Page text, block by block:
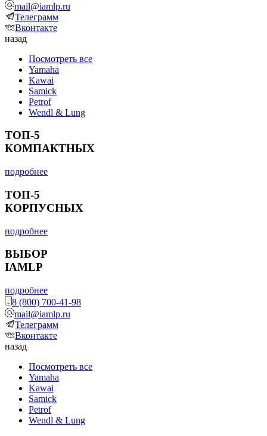
mail@iamlp.ru
Телеграмм
Вконтакте
назад
Посмотреть все
Yamaha
Kawai
Samick
Petrof
Wendl & Lung
ТОП-5
КОМПАКТНЫХ
подробнее
ТОП-5
КОРПУСНЫХ
подробнее
ВЫБОР
IAMLP
подробнее
8 (800) 700-41-98
mail@iamlp.ru
Телеграмм
Вконтакте
назад
Посмотреть все
Yamaha
Kawai
Samick
Petrof
Wendl & Lung